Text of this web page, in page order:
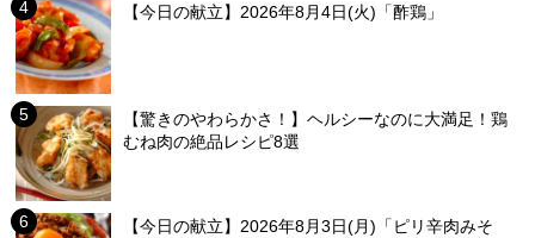
【今日の献立】2026年8月4日(火)「酢鶏」
【驚きのやわらかさ！】ヘルシーなのに大満足！鶏
むね肉の絶品レシピ8選
【今日の献立】2026年8月3日(月)「ピリ辛肉みそ